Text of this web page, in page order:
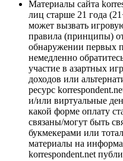
Материалы сайта
лиц старше 21 года
может вызвать
правила (принципы)
обнаружении первых
немедленно
участие в азартных
доходов или
ресурс
и/или виртуальные
какой форме оплату
связаны/могут быть
букмекерами или
материалы на
korrespondent.net